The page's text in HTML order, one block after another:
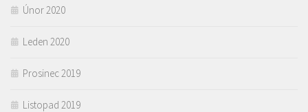
Únor 2020
Leden 2020
Prosinec 2019
Listopad 2019